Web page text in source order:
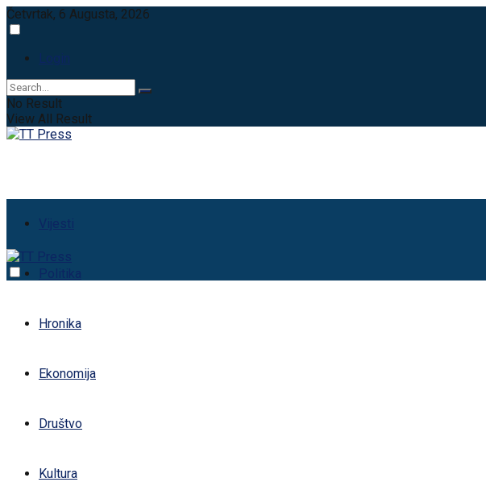
Četvrtak, 6 Augusta, 2026
Login
No Result
View All Result
Vijesti
Politika
Hronika
Ekonomija
Društvo
Kultura